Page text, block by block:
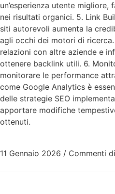
un’esperienza utente
nei risultati organici. 5. Link
siti autorevoli aumenta la
agli occhi dei motori di
relazioni con altre aziende e
ottenere backlink utili. 6.
monitorare le performance
come Google Analytics è
delle strategie SEO
apportare modifiche
ottenuti.
11 Gennaio 2026 / Commenti